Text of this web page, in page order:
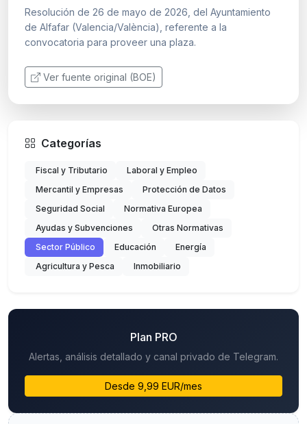
Resolución de 26 de mayo de 2026, del Ayuntamiento
de Alfafar (Valencia/València), referente a la
convocatoria para proveer una plaza.
Ver fuente original (BOE)
Categorías
Fiscal y Tributario
Laboral y Empleo
Mercantil y Empresas
Protección de Datos
Seguridad Social
Normativa Europea
Ayudas y Subvenciones
Otras Normativas
Sector Público
Educación
Energía
Agricultura y Pesca
Inmobiliario
Plan PRO
Alertas, análisis detallado y canal privado de Telegram.
Desde 9,99 EUR/mes